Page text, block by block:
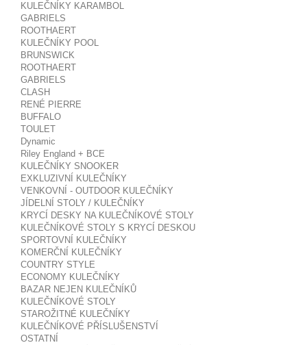
KULEČNÍKY KARAMBOL
GABRIELS
ROOTHAERT
KULEČNÍKY POOL
BRUNSWICK
ROOTHAERT
GABRIELS
CLASH
RENÉ PIERRE
BUFFALO
TOULET
Dynamic
Riley England + BCE
KULEČNÍKY SNOOKER
EXKLUZIVNÍ KULEČNÍKY
VENKOVNÍ - OUTDOOR KULEČNÍKY
JÍDELNÍ STOLY / KULEČNÍKY
KRYCÍ DESKY NA KULEČNÍKOVÉ STOLY
KULEČNÍKOVÉ STOLY S KRYCÍ DESKOU
SPORTOVNÍ KULEČNÍKY
KOMERČNÍ KULEČNÍKY
COUNTRY STYLE
ECONOMY KULEČNÍKY
BAZAR NEJEN KULEČNÍKŮ
KULEČNÍKOVÉ STOLY
STAROŽITNÉ KULEČNÍKY
KULEČNÍKOVÉ PŘÍSLUŠENSTVÍ
OSTATNÍ